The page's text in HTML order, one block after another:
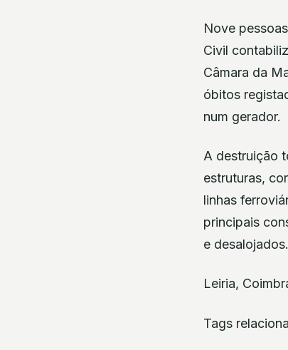
Nove
Civil
Câmara da
óbitos
num gerador.
A destruição
estruturas,
linhas
principais
e desalojados.
Leiria,
Tags